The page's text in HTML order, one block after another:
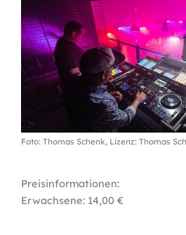
Foto: Thomas Schenk, Lizenz: Thomas
Preisinformationen:
Erwachsene: 14,00 €